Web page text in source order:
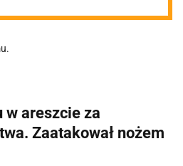
go i
w
areszcie za
Zaatakował nożem